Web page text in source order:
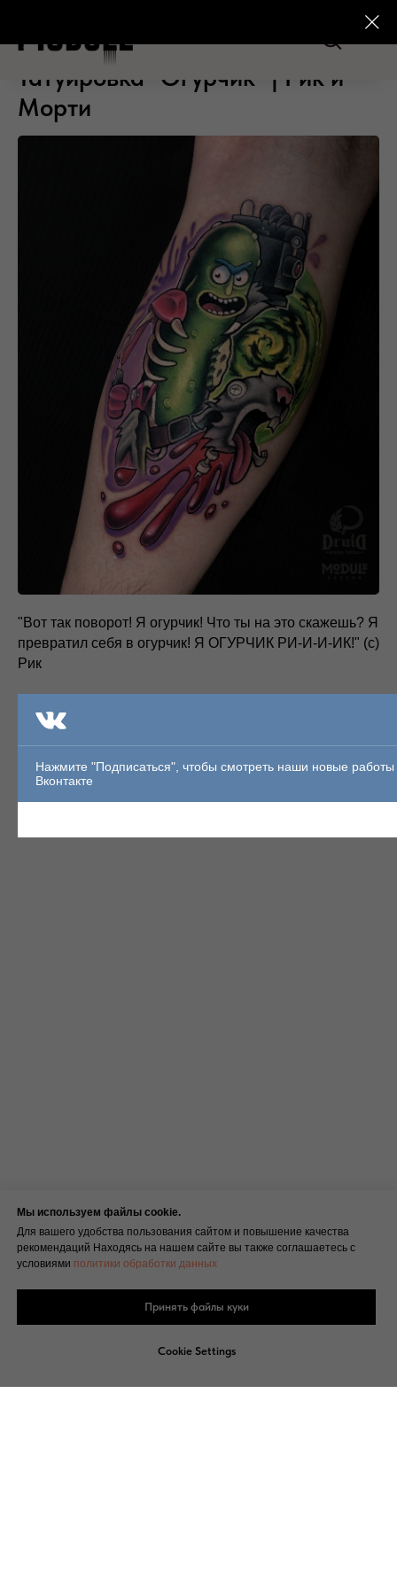
Мы используем файлы cookie.
Для вашего удобства пользования сайтом и повышение качества
рекомендаций Находясь на нашем сайте вы также соглашаетесь с
условиями политики обработки данных
Принять файлы куки
Cookie Settings
Татуировка "Огурчик" | Рик и
Морти
"Вот так поворот! Я огурчик! Что ты на это скажешь? Я
превратил себя в огурчик! Я ОГУРЧИК РИ-И-И-ИК!" (с)
Рик
Звоните и записывайтесь +7 913 870 28 20
2019-08-31 22:55
Нажмите "Подписаться", чтобы смотреть наши новые работы
Вконтакте